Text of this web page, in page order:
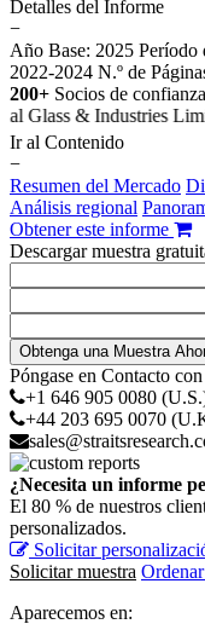
Detalles del Informe
−
Año Base: 2025 Período
2022-2024 N.º de
200+ Socios de confianza
Ir al Contenido
−
Resumen del Mercado
Análisis regional
Obtener este informe
Descargar muestra
Obtenga una Muestra
Póngase en Contacto
+1 646 905 0080
+44 203 695 0070
¿Necesita un informe
El 80 % de nuestros
personalizados.
Solicitar
Solicitar muestra
Aparecemos en: